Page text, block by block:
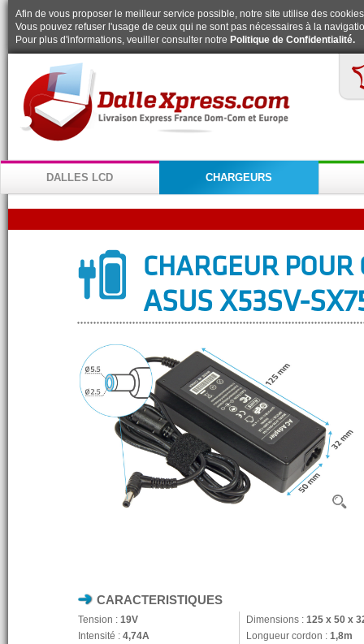
Afin de vous proposer le meilleur service possible, notre site utilise des
Vous pouvez refuser l'usage de ceux qui ne sont pas nécessaires à la
Pour plus d'informations, veuiller consulter notre Politique de Confidentialité.
DALLES LCD CHARGEURS
CHARGEUR
ASUS X53SV-
CARACTERISTIQUES
Tension : 19V Dimensions : 125 x 50 x
Intensité : 4,74A Longueur cordon : 1,8m